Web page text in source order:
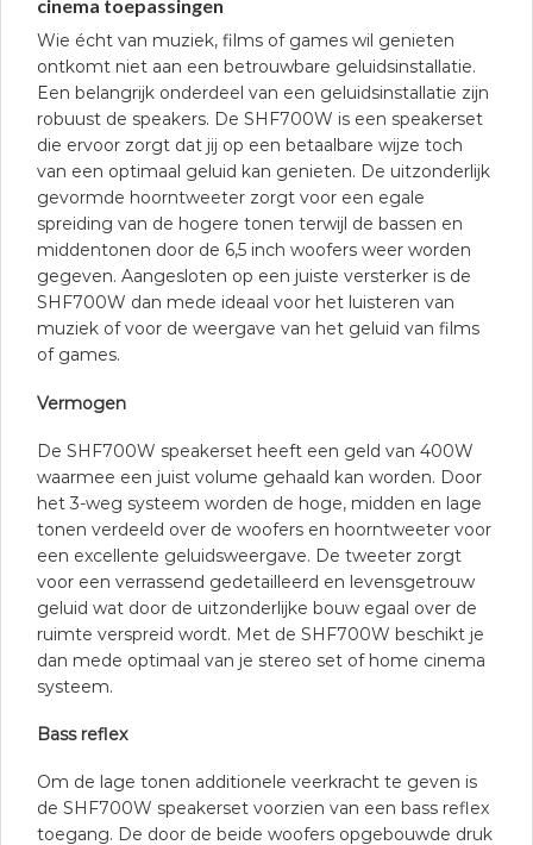
cinema toepassingen
Wie écht van muziek, films of games wil genieten
ontkomt niet aan een betrouwbare geluidsinstallatie.
Een belangrijk onderdeel van een geluidsinstallatie zijn
robuust de speakers. De SHF700W is een speakerset
die ervoor zorgt dat jij op een betaalbare wijze toch
van een optimaal geluid kan genieten. De uitzonderlijk
gevormde hoorntweeter zorgt voor een egale
spreiding van de hogere tonen terwijl de bassen en
middentonen door de 6,5 inch woofers weer worden
gegeven. Aangesloten op een juiste versterker is de
SHF700W dan mede ideaal voor het luisteren van
muziek of voor de weergave van het geluid van films
of games.
Vermogen
De SHF700W speakerset heeft een geld van 400W
waarmee een juist volume gehaald kan worden. Door
het 3-weg systeem worden de hoge, midden en lage
tonen verdeeld over de woofers en hoorntweeter voor
een excellente geluidsweergave. De tweeter zorgt
voor een verrassend gedetailleerd en levensgetrouw
geluid wat door de uitzonderlijke bouw egaal over de
ruimte verspreid wordt. Met de SHF700W beschikt je
dan mede optimaal van je stereo set of home cinema
systeem.
Bass reflex
Om de lage tonen additionele veerkracht te geven is
de SHF700W speakerset voorzien van een bass reflex
toegang. De door de beide woofers opgebouwde druk